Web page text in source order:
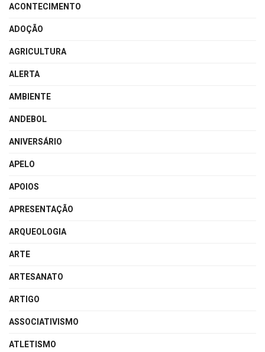
ACONTECIMENTO
ADOÇÃO
AGRICULTURA
ALERTA
AMBIENTE
ANDEBOL
ANIVERSÁRIO
APELO
APOIOS
APRESENTAÇÃO
ARQUEOLOGIA
ARTE
ARTESANATO
ARTIGO
ASSOCIATIVISMO
ATLETISMO